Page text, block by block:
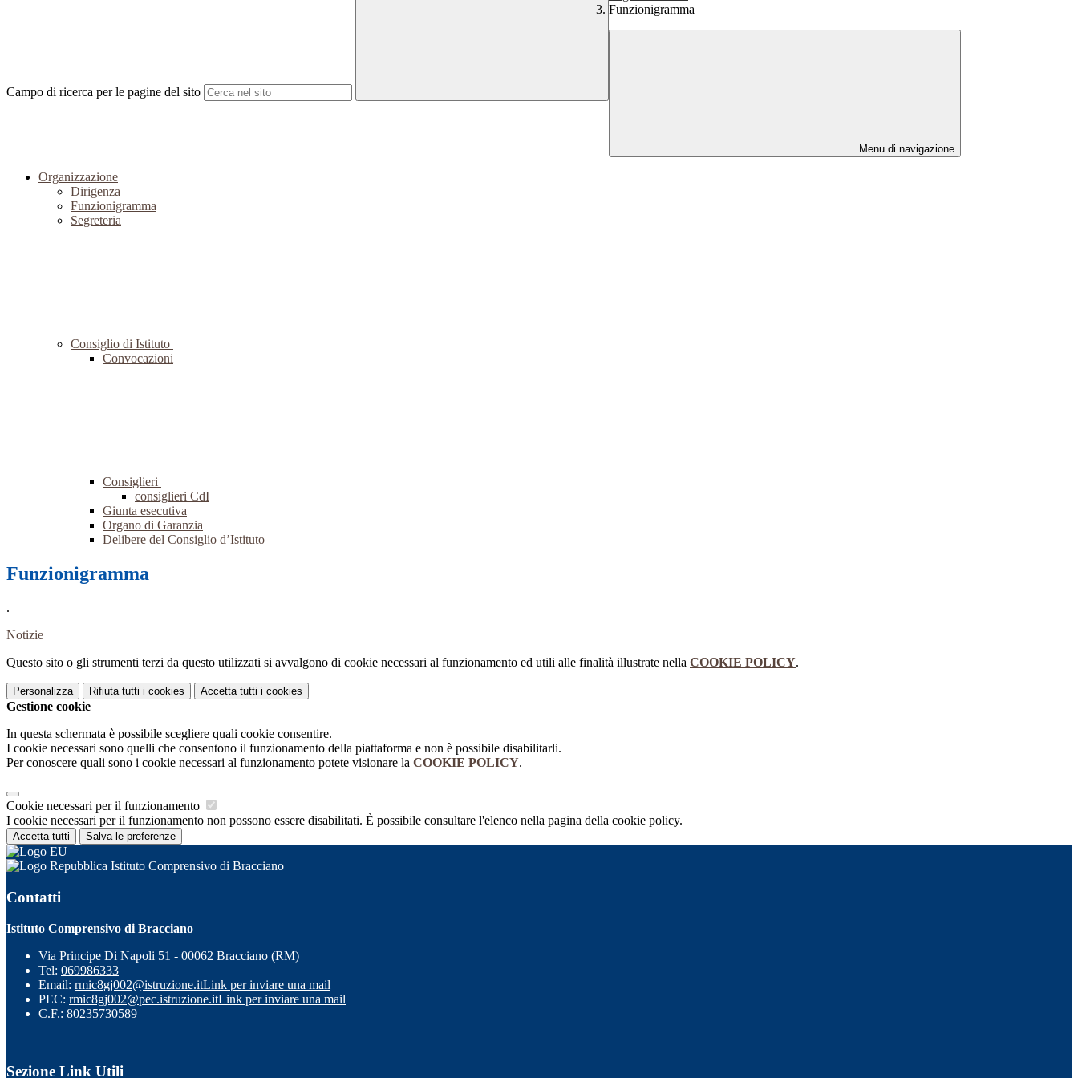
Campo di ricerca per le pagine del sito
Funzionigramma
Menu di navigazione
Organizzazione
Dirigenza
Funzionigramma
Segreteria
Consiglio di Istituto
Convocazioni
Consiglieri
consiglieri CdI
Giunta esecutiva
Organo di Garanzia
Delibere del Consiglio d’Istituto
Funzionigramma
.
Notizie
Questo sito o gli strumenti terzi da questo utilizzati si avvalgono di cookie necessari al funzionamento ed utili alle finalità illustrate nella COOKIE POLICY.
Personalizza Rifiuta tutti i cookies Accetta tutti i cookies
Gestione cookie
In questa schermata è possibile scegliere quali cookie consentire.
I cookie necessari sono quelli che consentono il funzionamento della piattaforma e non è possibile disabilitarli.
Per conoscere quali sono i cookie necessari al funzionamento potete visionare la COOKIE POLICY.
Cookie necessari per il funzionamento
I cookie necessari per il funzionamento non possono essere disabilitati. È possibile consultare l'elenco nella pagina della cookie policy.
Accetta tutti Salva le preferenze
Istituto Comprensivo di Bracciano
Contatti
Istituto Comprensivo di Bracciano
Via Principe Di Napoli 51 - 00062 Bracciano (RM)
Tel: 069986333
Email: rmic8gj002@istruzione.itLink per inviare una mail
PEC: rmic8gj002@pec.istruzione.itLink per inviare una mail
C.F.: 80235730589
Sezione Link Utili